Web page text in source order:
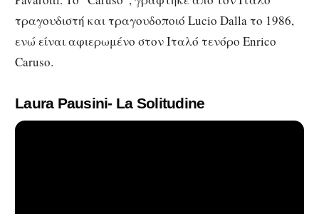
τραγουδιστή και τραγουδοποιό Lucio Dalla το 1986,
ενώ είναι αφιερωμένο στον Ιταλό τενόρο Enrico
Caruso.
Laura Pausini- La Solitudine